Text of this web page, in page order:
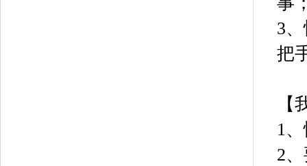
3
把
【
1
2